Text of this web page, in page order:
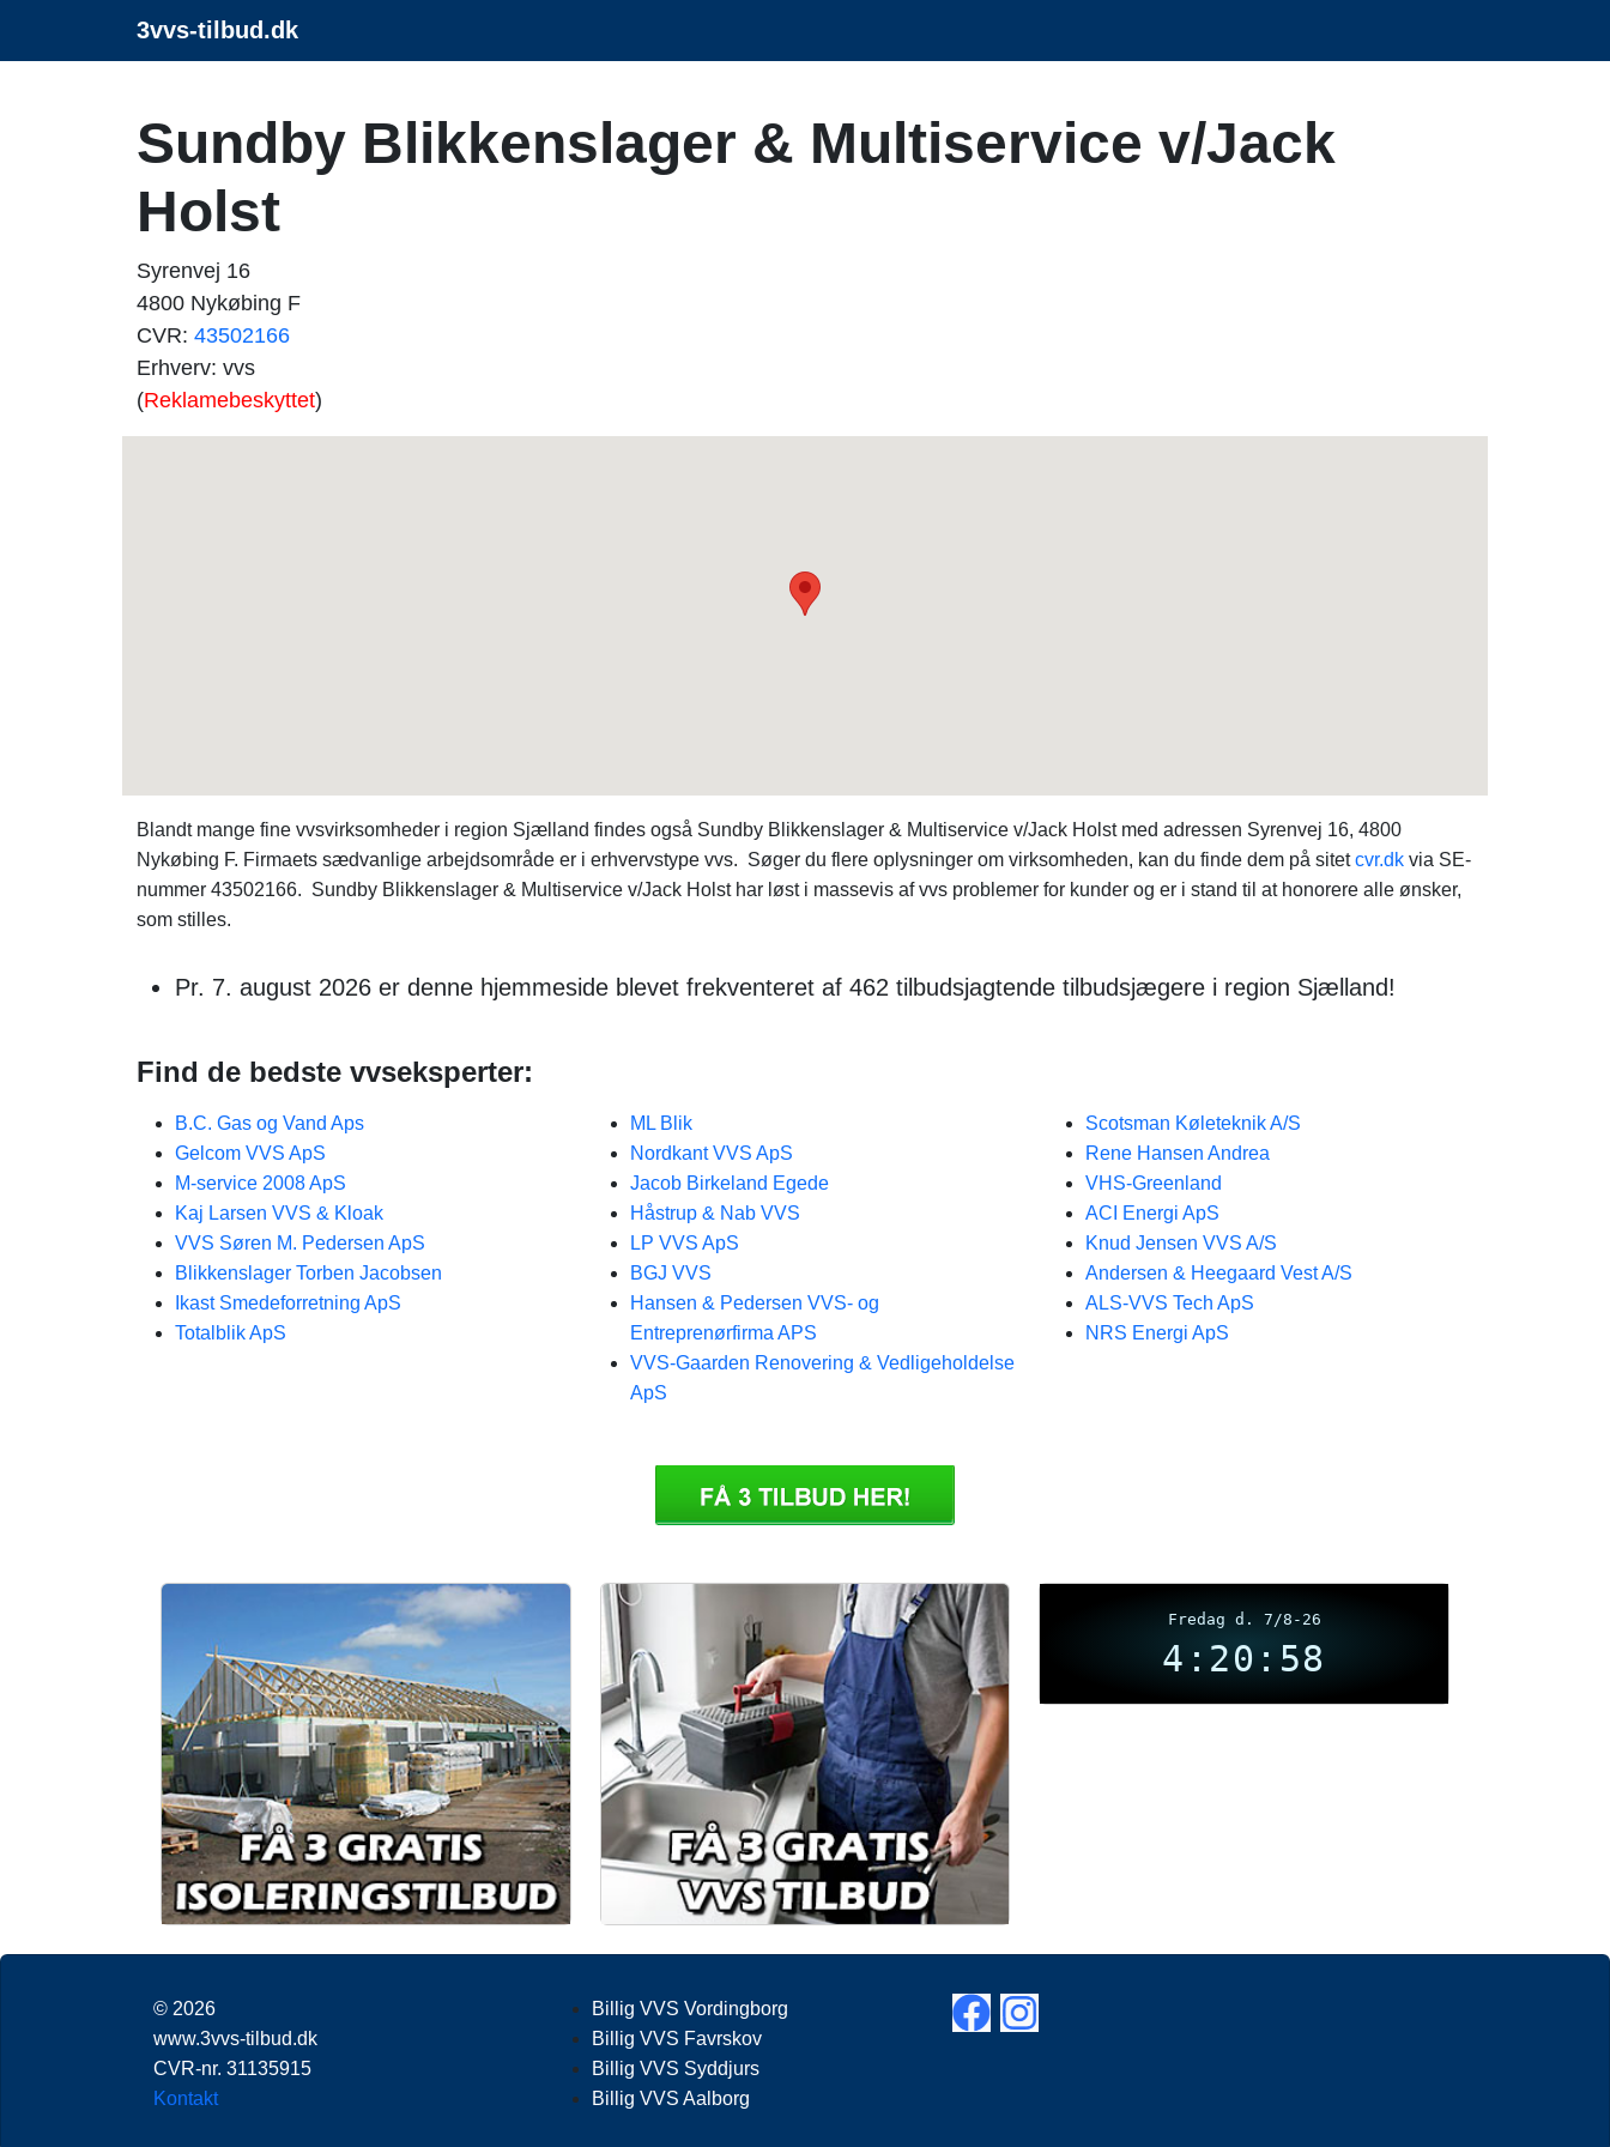
3vvs-tilbud.dk
Sundby Blikkenslager & Multiservice v/Jack
Holst
Syrenvej 16
4800 Nykøbing F
CVR: 43502166
Erhverv: vvs
(Reklamebeskyttet)
Blandt mange fine vvsvirksomheder i region Sjælland findes også Sundby Blikkenslager & Multiservice v/Jack Holst med adressen Syrenvej 16, 4800
Nykøbing F. Firmaets sædvanlige arbejdsområde er i erhvervstype vvs. Søger du flere oplysninger om virksomheden, kan du finde dem på sitetcvr.dk via SE-
nummer 43502166. Sundby Blikkenslager & Multiservice v/Jack Holst har løst i massevis af vvs problemer for kunder og er i stand til at honorere alle ønsker,
som stilles.
Pr. 7. august 2026 er denne hjemmeside blevet frekventeret af 462 tilbudsjagtende tilbudsjægere i region Sjælland!
Find de bedste vvseksperter:
B.C. Gas og Vand Aps
Gelcom VVS ApS
M-service 2008 ApS
Kaj Larsen VVS & Kloak
VVS Søren M. Pedersen ApS
Blikkenslager Torben Jacobsen
Ikast Smedeforretning ApS
Totalblik ApS
ML Blik
Nordkant VVS ApS
Jacob Birkeland Egede
Håstrup & Nab VVS
LP VVS ApS
BGJ VVS
Hansen & Pedersen VVS- og
Entreprenørfirma APS
VVS-Gaarden Renovering & Vedligeholdelse
ApS
Scotsman Køleteknik A/S
Rene Hansen Andrea
VHS-Greenland
ACI Energi ApS
Knud Jensen VVS A/S
Andersen & Heegaard Vest A/S
ALS-VVS Tech ApS
NRS Energi ApS
Fredag d. 7/8-26
4:20:58
© 2026
www.3vvs-tilbud.dk
CVR-nr. 31135915
Kontakt
Billig VVS Vordingborg
Billig VVS Favrskov
Billig VVS Syddjurs
Billig VVS Aalborg